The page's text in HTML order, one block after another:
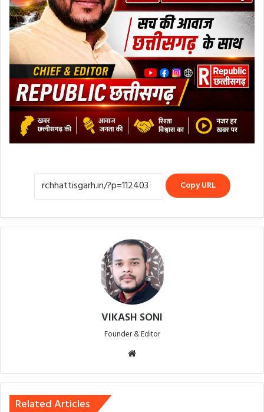
Copy URL
VIKASH SONI
Founder & Editor
Related Articles